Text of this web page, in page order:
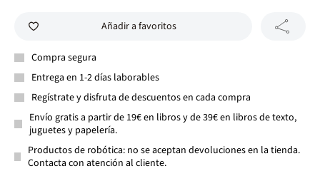
Añadir a favoritos
Compra segura
Entrega en 1-2 días laborables
Regístrate y disfruta de descuentos en cada compra
Envío gratis a partir de 19€ en libros y de 39€ en libros de texto,
juguetes y papelería.
Productos de robótica: no se aceptan devoluciones en la tienda.
Contacta con atención al cliente.